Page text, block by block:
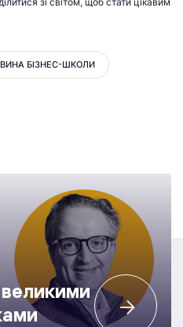
БІЗНЕС-ШКОЛИ